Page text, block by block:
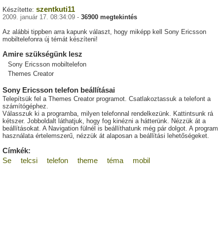
Készítette: szentkuti11
2009. január 17. 08:34:09 - 36900 megtekintés
Az alábbi tippben arra kapunk választ, hogy miképp kell Sony Ericsson
mobiltelefonra új témát készíteni!
Amire szükségünk lesz
Sony Ericsson mobiltelefon
Themes Creator
Sony Ericsson telefon beállításai
Telepítsük fel a Themes Creator programot. Csatlakoztassuk a telefont a
számítógéphez.
Válasszuk ki a programba, milyen telefonnal rendelkezünk. Kattintsunk rá
kétszer. Jobboldalt láthatjuk, hogy fog kinézni a hátterünk. Nézzük át a
beállításokat. A Navigation fülnél is beállíthatunk még pár dolgot. A program
használata értelemszerű, nézzük át alaposan a beállítási lehetőségeket.
Címkék:
Se
telcsi telefon theme téma mobil